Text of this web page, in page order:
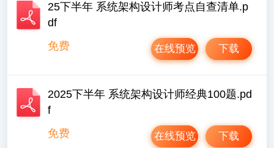
25下半年 系统架构设计师考点自查清单.p
df
免费
下载
在线预览
2025下半年 系统架构设计师经典100题.pd
f
免费
下载
在线预览